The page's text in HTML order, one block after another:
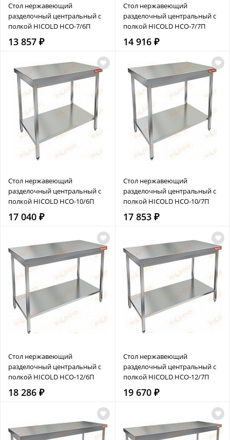
Стол нержавеющий
разделочный центральный с
полкой HICOLD НСО-7/6П
13 857 ₽
Стол нержавеющий
разделочный центральный с
полкой HICOLD НСО-7/7П
14 916 ₽
Стол нержавеющий
разделочный центральный с
полкой HICOLD НСО-10/6П
17 040 ₽
Стол нержавеющий
разделочный центральный с
полкой HICOLD НСО-10/7П
17 853 ₽
Стол нержавеющий
разделочный центральный с
полкой HICOLD НСО-12/6П
18 286 ₽
Стол нержавеющий
разделочный центральный с
полкой HICOLD НСО-12/7П
19 670 ₽